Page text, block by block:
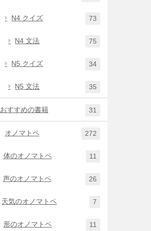
N4 クイズ 73
N4 文法 75
N5 クイズ 34
N5 文法 35
おすすめの書籍 31
オノマトペ 272
体のオノマトペ 11
声のオノマトペ 26
天気のオノマトペ 7
形のオノマトペ 11